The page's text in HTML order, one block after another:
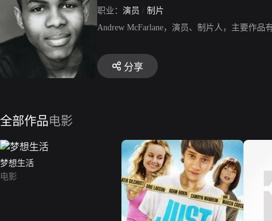
职业： 演员 / 制片
Andrew McFarlane，演员、制片人，主要作品
分享
全部作品电影
梦想生活
电影